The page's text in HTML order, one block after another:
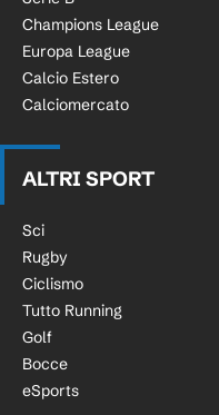
Champions League
Europa League
Calcio Estero
Calciomercato
ALTRI SPORT
Sci
Rugby
Ciclismo
Tutto Running
Golf
Bocce
eSports